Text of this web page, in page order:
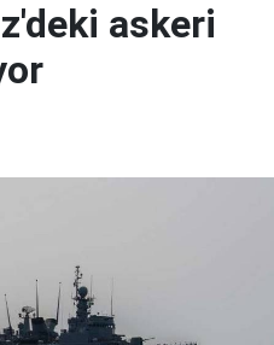
askeri